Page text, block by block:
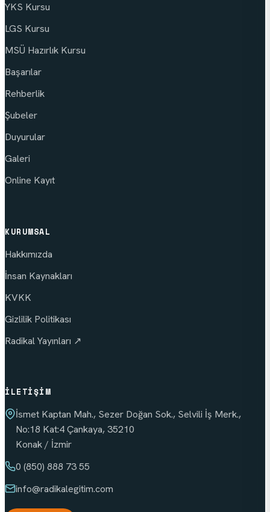
YKS Kursu
LGS Kursu
MSÜ Hazırlık Kursu
Başarılar
Rehberlik
Şubeler
Duyurular
Galeri
Online Kayıt
KURUMSAL
Hakkımızda
İnsan Kaynakları
KVKK
Gizlilik Politikası
Radikal Yayınları ↗
İLETIŞIM
İsmet Kaptan Mah., Sezer Doğan Sok., Selvili İş Merk.,
No:18 Kat:4 Çankaya, 35210
Konak / İzmir
0 (850) 888 73 55
info@radikalegitim.com